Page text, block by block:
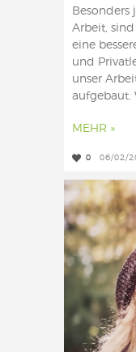
Besonders
Arbeit,
eine
und
unser
aufgebaut.
MEHR »
0 06/02/